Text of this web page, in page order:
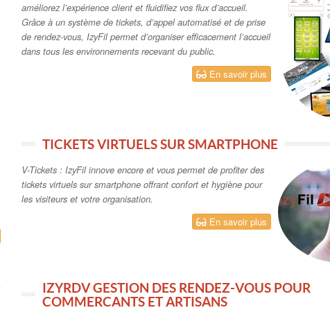
améliorez l’expérience client et fluidifiez vos flux d’accueil.
Grâce à un système de tickets, d’appel automatisé et de prise
de rendez-vous, IzyFil permet d’organiser efficacement l’accueil
dans tous les environnements recevant du public.
En savoir plus
TICKETS VIRTUELS SUR SMARTPHONE
V-Tickets : IzyFil innove encore et vous permet de profiter des
tickets virtuels sur smartphone offrant confort et hygiène pour
les visiteurs et votre organisation.
En savoir plus
IZYRDV GESTION DES RENDEZ-VOUS POUR
COMMERCANTS ET ARTISANS